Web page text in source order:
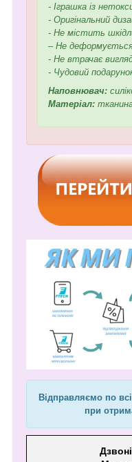
- Іграшка із
- Оригінальний
- Не містить
– Не
- Не втрачає
- Чудовий
Наповнювач:
Матеріал:
Відправляємо по
при